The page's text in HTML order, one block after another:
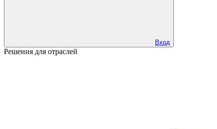
Вход
Решения для отраслей